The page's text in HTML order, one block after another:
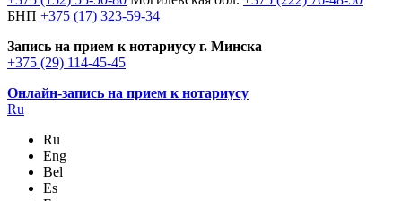
БНП +375 (17) 323-59-34
Запись на прием к нотариусу г. Минска
+375 (29) 114-45-45
Онлайн-запись на прием к нотариусу
Ru
Ru
Eng
Bel
Es